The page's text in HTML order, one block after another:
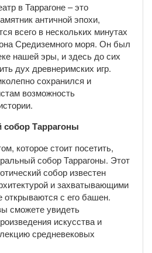
в Таррагоне – это
античной эпохи,
всего в нескольких минутах
Средиземного моря. Он был
нашей эры, и здесь до сих
дух древнеримских игр.
сохранился и
возможность
Таррагоны
которое стоит посетить,
собор Таррагоны. Этот
собор известен
и захватывающими
открываются с его башен.
сможете увидеть
искусства и
средневековых